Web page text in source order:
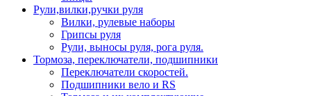
Рули,вилки,ручки руля
Вилки, рулевые наборы
Грипсы руля
Рули, выносы руля, рога руля.
Тормоза, переключатели, подшипники
Переключатели скоростей.
Подшипники вело и RS